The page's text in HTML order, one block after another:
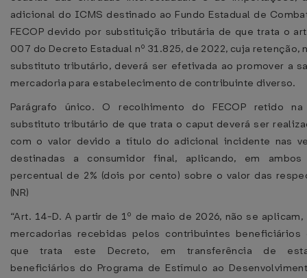
adicional do ICMS destinado ao Fundo Estadual de
FECOP devido por substituição tributária de que trata o
007 do Decreto Estadual nº 31.825, de 2022, cuja retenção,
substituto tributário, deverá ser efetivada ao promover a
mercadoria para estabelecimento de contribuinte diverso.
Parágrafo único. O recolhimento do FECOP retido
substituto tributário de que trata o caput deverá ser
com o valor devido a título do adicional incidente nas
destinadas a consumidor final, aplicando, em
percentual de 2% (dois por cento) sobre o valor das
(NR)
“Art. 14-D. A partir de 1º de maio de 2026, não se
mercadorias recebidas pelos contribuintes
que trata este Decreto, em transferência de
beneficiários do Programa de Estímulo ao